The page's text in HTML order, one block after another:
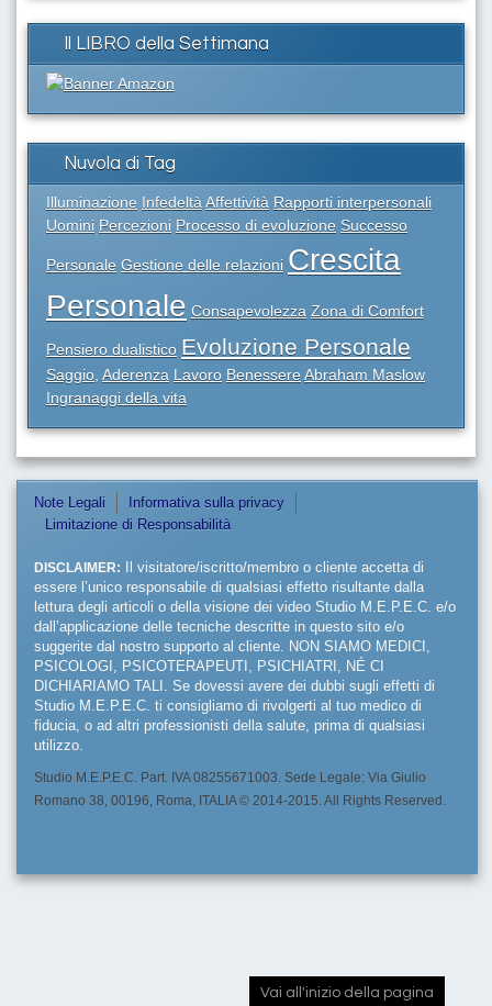
Il LIBRO della Settimana
Nuvola di Tag
Illuminazione Infedeltà Affettività Rapporti interpersonali
Uomini Percezioni Processo di evoluzione Successo
Personale Gestione delle relazioni Crescita
Personale Consapevolezza Zona di Comfort
Pensiero dualistico Evoluzione Personale
Saggio, Aderenza Lavoro BenessereAbraham Maslow
Ingranaggi della vita
Note Legali
Informativa sulla privacy
Limitazione di Responsabilità
DISCLAIMER: Il visitatore/iscritto/membro o cliente accetta di
essere l’unico responsabile di qualsiasi effetto risultante dalla
lettura degli articoli o della visione dei video Studio M.E.P.E.C. e/o
dall’applicazione delle tecniche descritte in questo sito e/o
suggerite dal nostro supporto al cliente. NON SIAMO MEDICI,
PSICOLOGI, PSICOTERAPEUTI, PSICHIATRI, NÉ CI
DICHIARIAMO TALI. Se dovessi avere dei dubbi sugli effetti di
Studio M.E.P.E.C. ti consigliamo di rivolgerti al tuo medico di
fiducia, o ad altri professionisti della salute, prima di qualsiasi
utilizzo.
Studio M.E.P.E.C. Part. IVA 08255671003. Sede Legale: Via Giulio
Romano 38, 00196, Roma, ITALIA © 2014-2015. All Rights Reserved.
Vai all'inizio della pagina